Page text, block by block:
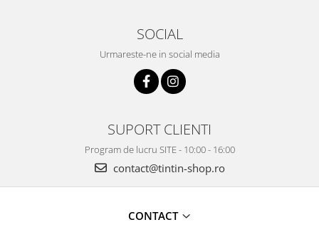
SOCIAL
Urmareste-ne in social media
SUPORT CLIENTI
Program de lucru SITE - 10:00 - 16:00
contact@tintin-shop.ro
CONTACT